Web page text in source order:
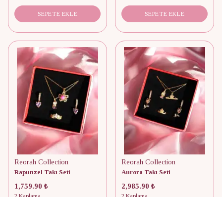
SEPETE EKLE SEPETE EKLE
Reorah Collection
Rapunzel Takı Seti
1,759.90 ₺
Reorah Collection
Aurora Takı Seti
2,985.90 ₺